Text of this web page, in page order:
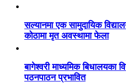
सल्यानमा एक सामुदायिक
कोठामा मृत अवस्थामा फेला
बागेश्वरी माध्यमिक बिधालयका
पठनपाठन प्रभावित